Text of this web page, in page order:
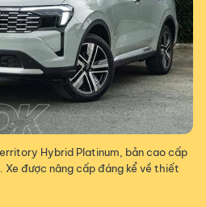
Hybrid Platinum, bản cao cấp
Xe được nâng cấp đáng kể về thiết